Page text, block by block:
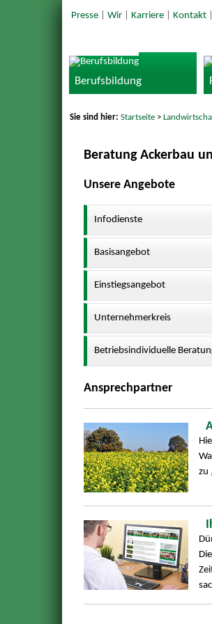
Presse| Wir| Karriere| Kontakt|
Berufsbildung
Sie sind hier:Startseite >
Beratung Ackerbau
Unsere Angebote
Infodienste
Basisangebot
Einstiegsangebot
Unternehmerkreis
Betriebsindividuelle
Ansprechpartner
zu